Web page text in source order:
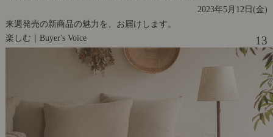
2023年5月12日(金)
来週発売の新商品の魅力を、お届けします。
楽しむ｜Buyer's Voice
13